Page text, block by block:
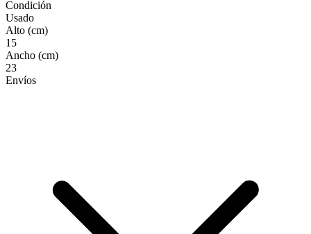
Condición
Usado
Alto (cm)
15
Ancho (cm)
23
Envíos